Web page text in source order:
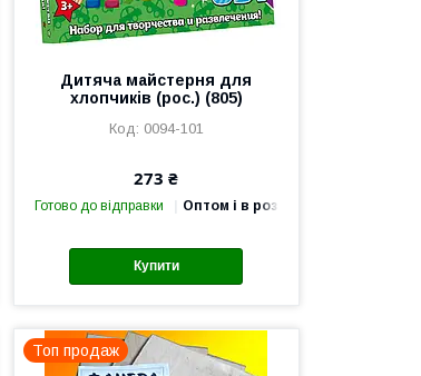
Дитяча майстерня для
хлопчиків (рос.) (805)
0094-101
273 ₴
Готово до відправки Оптом і в роздріб
Купити
Топ продаж